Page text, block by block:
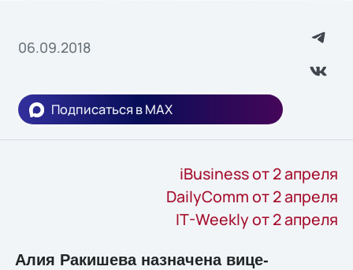
06.09.2018
Подписаться в MAX
iBusiness от 2 апреля
DailyComm от 2 апреля
IT-Weekly от 2 апреля
Алия Ракишева назначена вице-